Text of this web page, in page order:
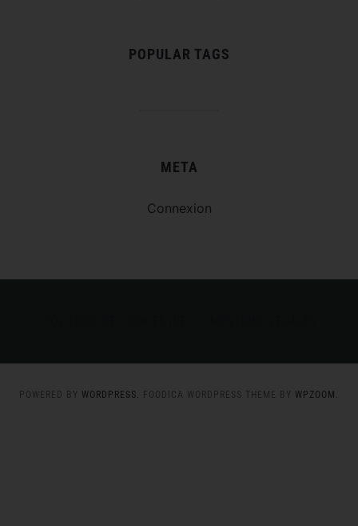
POPULAR TAGS
META
Connexion
POWERED BY WORDPRESS. FOODICA WORDPRESS THEME BY WPZOOM.